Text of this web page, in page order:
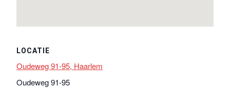
LOCATIE
Oudeweg 91-95, Haarlem
Oudeweg 91-95